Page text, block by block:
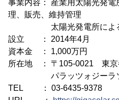
事業内容： 産業用太陽光発
理、販売、維持管理
太陽光発電所による
設立 ： 2014年4月
資本金 ： 1,000万円
所在地 ： 〒105-0021 東京
パラッツォジーラソ
TEL ： 03-6435-9378